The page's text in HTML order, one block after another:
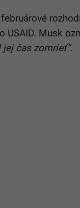
USAID. Musk
jej čas zomrieť“.